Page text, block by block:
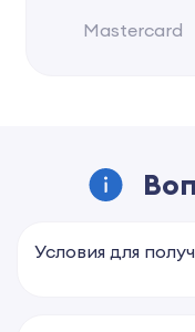
Mastercard
Условия для